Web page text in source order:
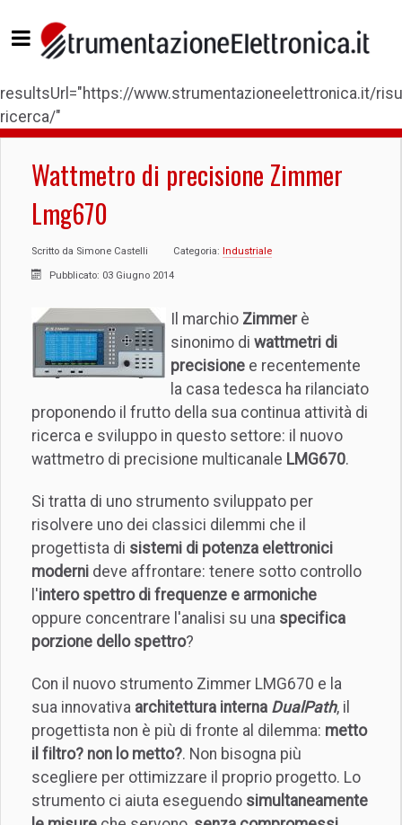
resultsUrl="https://www.strumentazioneelettronica.it/
ricerca/"
Wattmetro di precisione Zimmer
Lmg670
Scritto da Simone Castelli Categoria: Industriale
Pubblicato: 03 Giugno 2014
Il marchio Zimmerè
sinonimo di wattmetri di
precisione e recentemente
la casa tedesca ha rilanciato
proponendo il frutto della sua continua attività di
ricerca e sviluppo in questo settore: il nuovo
wattmetro di precisione multicanale LMG670.
Si tratta di uno strumento sviluppato per
risolvere uno dei classici dilemmi che il
progettista di sistemi di potenza elettronici
moderni deve affrontare: tenere sotto controllo
l'intero spettro di frequenze e armoniche
oppure concentrare l'analisi su una specifica
porzione dello spettro?
Con il nuovo strumento Zimmer LMG670 e la
sua innovativa architettura interna DualPath, il
progettista non è più di fronte al dilemma: metto
il filtro? non lo metto?. Non bisogna più
scegliere per ottimizzare il proprio progetto. Lo
strumento ci aiuta eseguendo simultaneamente